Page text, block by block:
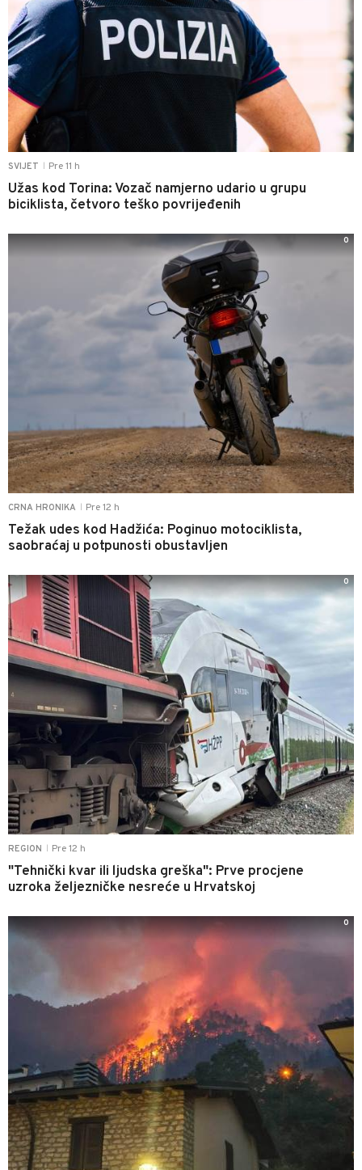
SVIJET Pre 11 h
Užas kod Torina: Vozač namjerno udario u grupu
biciklista, četvoro teško povrijeđenih
CRNA HRONIKA Pre 12 h
Težak udes kod Hadžića: Poginuo motociklista,
saobraćaj u potpunosti obustavljen
0
REGION Pre 12 h
"Tehnički kvar ili ljudska greška": Prve procjene
uzroka željezničke nesreće u Hrvatskoj
0
0